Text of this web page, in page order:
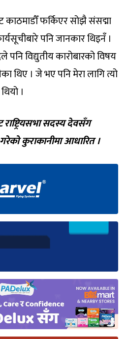
काठमाडौँ फर्किएर सोझै संसद्मा
पनि जानकार थिइनँ ।
विद्युतीय कारोबारको विषय
थिए । जे भए पनि मेरा लागि त्यो
।
राष्ट्रियसभासदस्यदेवसँग
कुराकानीमा आधारित ।